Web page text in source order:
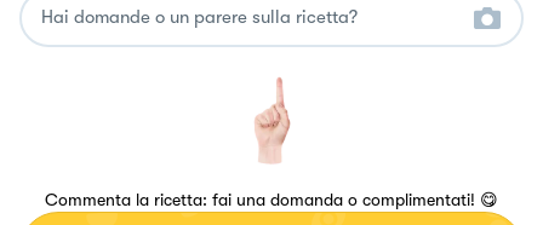
Commenta la ricetta: fai una domanda o complimentati! 😋